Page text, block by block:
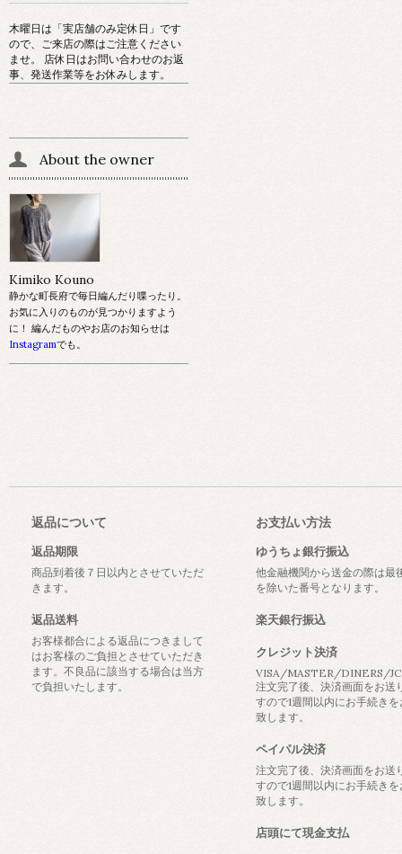
木曜日は「実店舗のみ定休日」です
ので、ご来店の際はご注意ください
ませ。 店休日はお問い合わせのお返
事、発送作業等をお休みします。
About the owner
Kimiko Kouno
静かな町長府で毎日編んだり喋ったり。
お気に入りのものが見つかりますよう
に！ 編んだものやお店のお知らせは
Instagramでも。
返品について
返品期限
商品到着後７日以内とさせていただ
きます。
返品送料
お客様都合による返品につきまして
はお客様のご負担とさせていただき
ます。不良品に該当する場合は当方
で負担いたします。
お支払い方法
ゆうちょ銀行振込
他金融機関から送金の際は最
を除いた番号となります。
楽天銀行振込
クレジット決済
VISA/MASTER/DINERS/
注文完了後、決済画面をお送
すので1週間以内にお手続き
致します。
ペイパル決済
注文完了後、決済画面をお送
すので1週間以内にお手続き
致します。
店頭にて現金支払